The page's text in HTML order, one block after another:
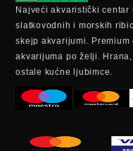
Najveći akvaristički
slatkovodnih i morskih
skejp akvarijumi.
akvarijuma po želji.
ostale kućne ljubimce.